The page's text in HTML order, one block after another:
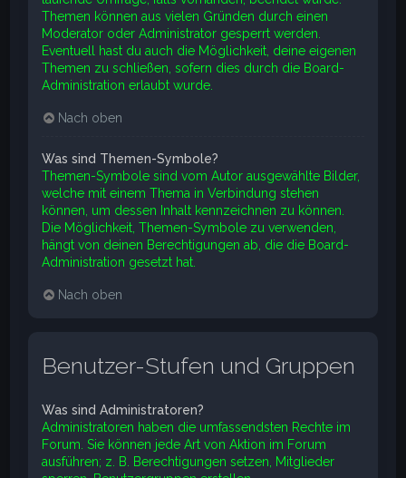
Themen können aus vielen Gründen durch einen
Moderator oder Administrator gesperrt werden.
Eventuell hast du auch die Möglichkeit, deine eigenen
Themen zu schließen, sofern dies durch die Board-
Administration erlaubt wurde.
Nach oben
Was sind Themen-Symbole?
Themen-Symbole sind vom Autor ausgewählte Bilder,
welche mit einem Thema in Verbindung stehen
können, um dessen Inhalt kennzeichnen zu können.
Die Möglichkeit, Themen-Symbole zu verwenden,
hängt von deinen Berechtigungen ab, die die Board-
Administration gesetzt hat.
Nach oben
Benutzer-Stufen und Gruppen
Was sind Administratoren?
Administratoren haben die umfassendsten Rechte im
Forum. Sie können jede Art von Aktion im Forum
ausführen; z. B. Berechtigungen setzen, Mitglieder